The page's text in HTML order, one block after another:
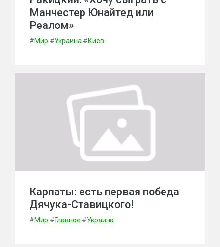
Манчестер Юнайтед или
Реалом»
#Мир #Украина #Киев
Карпаты: есть первая победа
Дячука-Ставицкого!
#Мир #Главное #Украина